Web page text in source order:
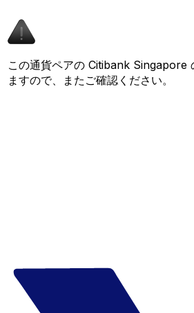
この通貨ペアの Citibank Singapore
ますので、またご確認ください。